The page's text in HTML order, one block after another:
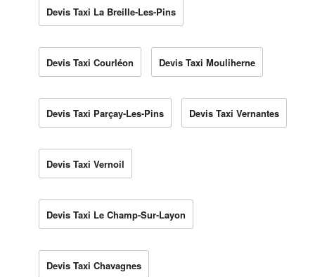
Devis Taxi La Breille-Les-Pins
Devis Taxi Courléon Devis Taxi Mouliherne
Devis Taxi Parçay-Les-Pins Devis Taxi Vernantes
Devis Taxi Vernoil
Devis Taxi Le Champ-Sur-Layon
Devis Taxi Chavagnes